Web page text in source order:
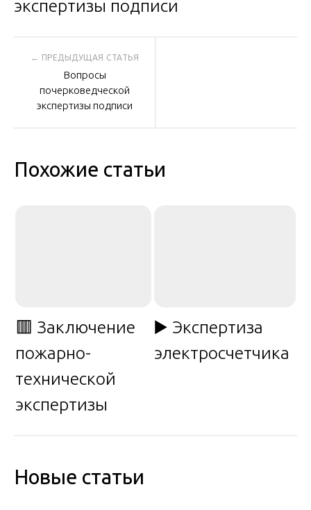
Навигация
по
Вопросы
почерковедческой
экспертизы подписи
Похожие статьи
🟥 Заключение
пожарно-
технической
экспертизы
▶️ Экспертиза
электросчетчика
Новые статьи